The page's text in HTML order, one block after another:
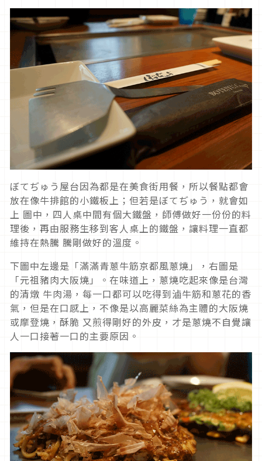
ぼてぢゅう屋台因為都是在美食街用餐，所以餐點都會
放在像牛排館的小鐵板上；但若是ぼてぢゅう，就會如
上 圖中，四人桌中間有個大鐵盤，師傅做好一份份的料
理後，再由服務生移到客人桌上的鐵盤，讓料理一直都
維持在熱騰 騰剛做好的溫度。
下圖中左邊是「滿滿青蔥牛筋京都風蔥燒」，右圖是
「元祖豬肉大阪燒」。在味道上，蔥燒吃起來像是台灣
的清燉 牛肉湯，每一口都可以吃得到滷牛筋和蔥花的香
氣，但是在口感上，不像是以高麗菜絲為主體的大阪燒
或摩登燒，酥脆 又煎得剛好的外皮，才是蔥燒不自覺讓
人一口接著一口的主要原因。